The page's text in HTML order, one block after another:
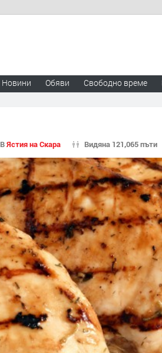
Новини Обяви Свободно време
ВЯстия на Скара Видяна 121,065 пъти